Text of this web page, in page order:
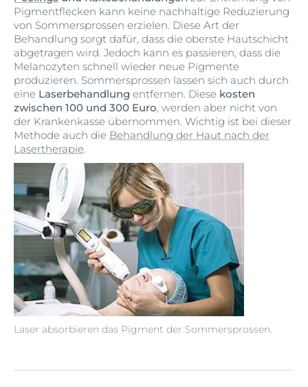
Laser absorbieren das Pigment der Sommersprossen.
Pigmentflecken kann keine nachhaltige Reduzierung
von Sommersprossen erzielen. Diese Art der
Behandlung sorgt dafür, dass die oberste Hautschicht
abgetragen wird. Jedoch kann es passieren, dass die
Melanozyten schnell wieder neue Pigmente
produzieren. Sommersprossen lassen sich auch durch
eine Laserbehandlung entfernen. Diese kosten
zwischen 100 und 300 Euro, werden aber nicht von
der Krankenkasse übernommen. Wichtig ist bei dieser
Methode auch die Behandlung der Haut nach der
Lasertherapie.